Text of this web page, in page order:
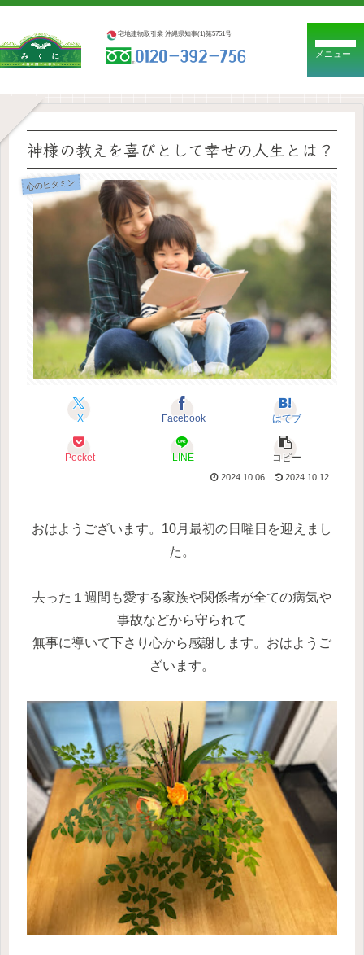
宅地建物取引業 沖縄県知事(1)第5751号
メニュー
神様の教えを喜びとして幸せの人生とは？
心のビタミン
X Facebook はてブ
Pocket LINE コピー
2024.10.06 2024.10.12
おはようございます。10月最初の日曜日を迎えまし
た。
去った１週間も愛する家族や関係者が全ての病気や
事故などから守られて
無事に導いて下さり心から感謝します。おはようご
ざいます。